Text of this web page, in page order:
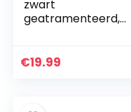
zwart
geatramenteerd,
en 160 mm 70 02
€19.99